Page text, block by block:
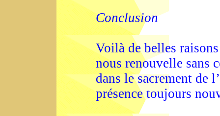
Conclusion
Voilà de belles
nous renouvelle sans
dans le sacrement de
présence toujours